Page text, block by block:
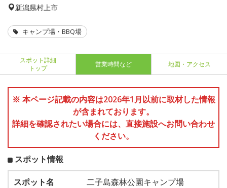
新潟県村上市
キャンプ場・BBQ場
スポット詳細
トップ
営業時間など 地図・アクセス
※ 本ページ記載の内容は2026年1月以前に取材した情報
が含まれております。
詳細を確認されたい場合には、直接施設へお問い合わせ
ください。
スポット情報
スポット名
二子島森林公園キャンプ場